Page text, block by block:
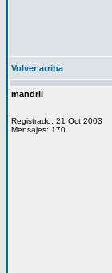
Volver arriba
mandril
Registrado: 21 Oct 2003
Mensajes: 170